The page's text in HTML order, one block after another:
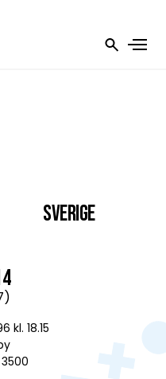
kl. 18.15
Sverige